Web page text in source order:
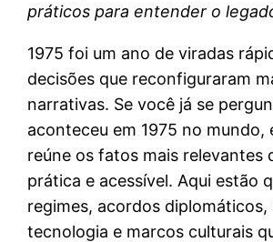
práticos para entender o
1975 foi um ano de viradas
decisões que reconfiguraram
narrativas. Se você já se
aconteceu em 1975 no mundo,
reúne os fatos mais relevantes
prática e acessível. Aqui estão
regimes, acordos diplomáticos,
tecnologia e marcos culturais